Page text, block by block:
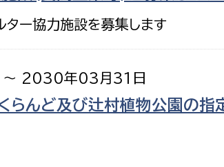
市議会
会計管理者
出納室
ター協力施設を募集します
～ 2030年03月31日
らんど及び辻村植物公園の指